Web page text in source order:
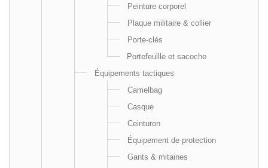
Peinture corporel
Plaque militaire & collier
Porte-clés
Portefeuille et sacoche
Équipements tactiques
Camelbag
Casque
Ceinturon
Équipement de protection
Gants & mitaines